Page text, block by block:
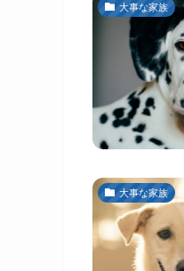
大事な家族
大事な家族